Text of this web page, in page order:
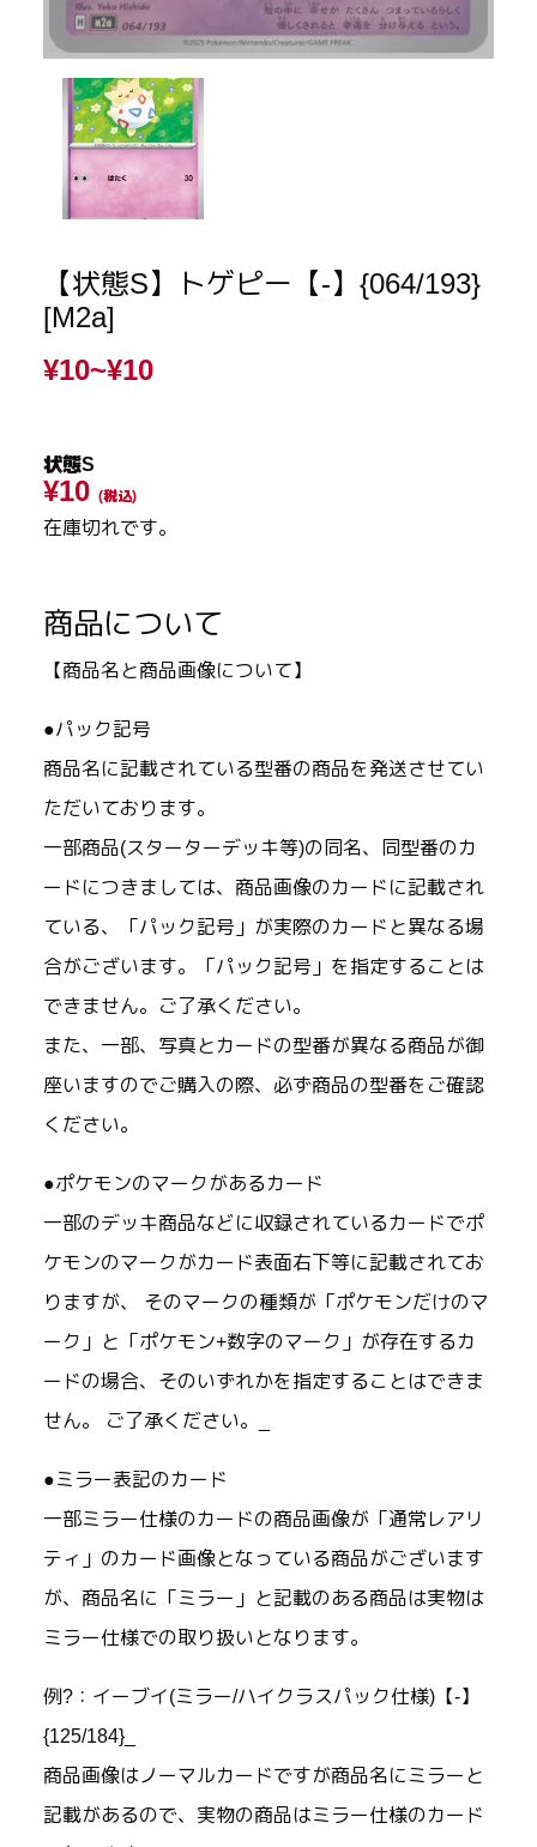
【状態S】トゲピー【-】{064/193}
[M2a]
¥10~¥10
状態S
¥10 (税込)
在庫切れです。
商品について
【商品名と商品画像について】
●パック記号
商品名に記載されている型番の商品を発送させてい
ただいております。
一部商品(スターターデッキ等)の同名、同型番のカ
ードにつきましては、商品画像のカードに記載され
ている、「パック記号」が実際のカードと異なる場
合がございます。「パック記号」を指定することは
できません。ご了承ください。
また、一部、写真とカードの型番が異なる商品が御
座いますのでご購入の際、必ず商品の型番をご確認
ください。
●ポケモンのマークがあるカード
一部のデッキ商品などに収録されているカードでポ
ケモンのマークがカード表面右下等に記載されてお
りますが、 そのマークの種類が「ポケモンだけのマ
ーク」と「ポケモン+数字のマーク」が存在するカ
ードの場合、そのいずれかを指定することはできま
せん。 ご了承ください。_
●ミラー表記のカード
一部ミラー仕様のカードの商品画像が「通常レアリ
ティ」のカード画像となっている商品がございます
が、商品名に「ミラー」と記載のある商品は実物は
ミラー仕様での取り扱いとなります。
例?：イーブイ(ミラー/ハイクラスパック仕様)【-】
{125/184}_
商品画像はノーマルカードですが商品名にミラーと
記載があるので、実物の商品はミラー仕様のカード